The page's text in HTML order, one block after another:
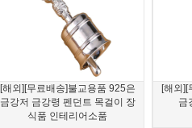
[해외][무료배송]불교용품 925은
금강저 금강령 펜던트 목걸이 장
식품 인테리어소품
[해외
금